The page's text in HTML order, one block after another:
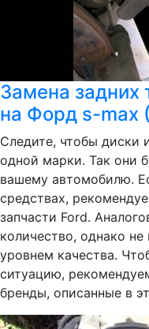
Замена задних
на Форд s-max
Следите, чтобы диски
одной марки. Так они
вашему автомобилю.
средствах,
запчасти Ford.
количество, однако
уровнем качества.
ситуацию,
бренды, описанные в